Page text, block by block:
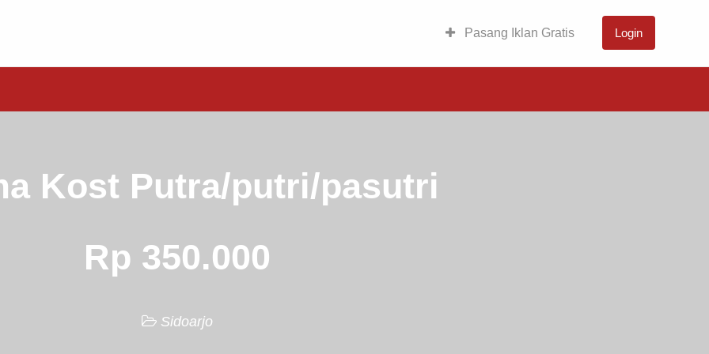
Pasang Iklan Gratis Login
Kost Putra/putri/pasutri
Rp 350.000
Sidoarjo